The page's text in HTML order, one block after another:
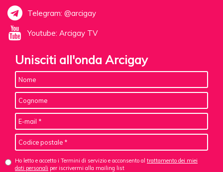
Telegram: @arcigay
Youtube: Arcigay TV
Unisciti all'onda Arcigay
Ho letto e accetto i Termini di servizio e acconsento al trattamento dei miei
dati personali per iscrivermi alla mailing list